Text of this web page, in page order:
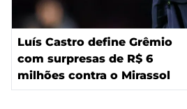
Luís Castro define Grêmio
com surpresas de R$ 6
milhões contra o Mirassol